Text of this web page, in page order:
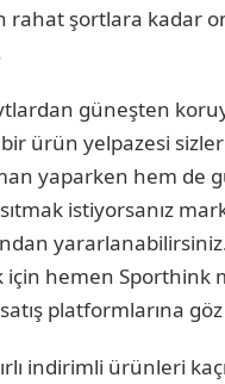
rahat şortlara kadar
güneşten
ürün yelpazesi
yaparken hem de
istiyorsanız
yararlanabilirsiniz.
için hemen Sporthink
platformlarına göz
indirimli ürünleri